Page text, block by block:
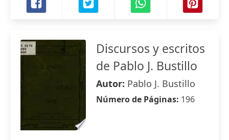
Discursos y escritos
de Pablo J. Bustillo
Autor: Pablo J. Bustillo
Número de Páginas: 196